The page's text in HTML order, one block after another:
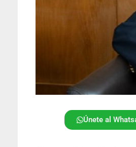
Únete al